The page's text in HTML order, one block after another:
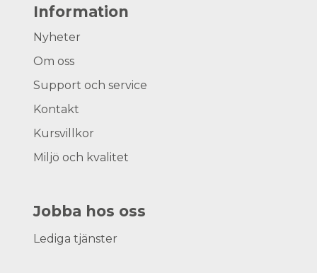
Information
Nyheter
Om oss
Support och service
Kontakt
Kursvillkor
Miljö och kvalitet
Jobba hos oss
Lediga tjänster